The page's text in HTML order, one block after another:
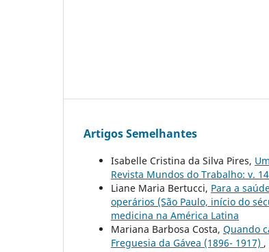
Artigos Semelhantes
Isabelle Cristina da Silva Pires,
Revista Mundos do Trabalho: v.
Liane Maria Bertucci, Para a
operários (São Paulo, início do
medicina na América Latina
Mariana Barbosa Costa, Quando
Freguesia da Gávea (1896- 1917) ,